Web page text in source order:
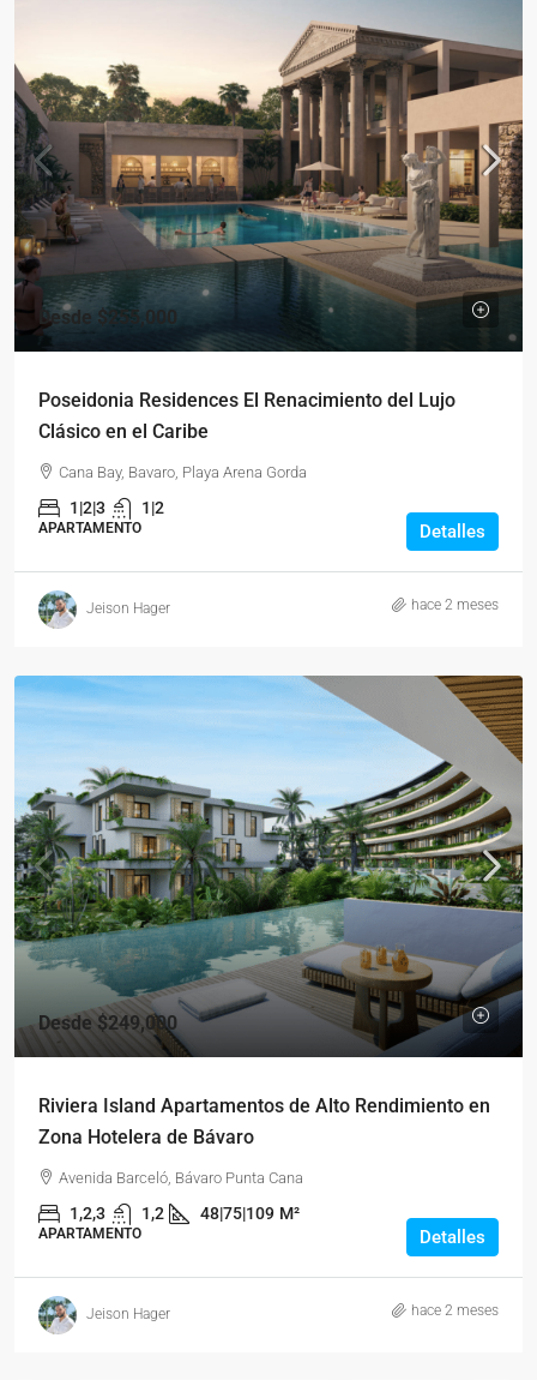
Desde $255,000
Poseidonia Residences El Renacimiento del Lujo
Clásico en el Caribe
Cana Bay, Bavaro, Playa Arena Gorda
1|2|3 1|2
APARTAMENTO Detalles
Jeison Hager hace 2 meses
Desde$249,000
Riviera Island Apartamentos de Alto Rendimiento en
Zona Hotelera de Bávaro
Avenida Barceló, Bávaro Punta Cana
1,2,3 1,2 48|75|109 M²
APARTAMENTO Detalles
Jeison Hager hace 2 meses